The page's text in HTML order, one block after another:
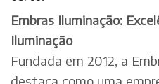
Embras Iluminação:
Iluminação
Fundada em 2012, a